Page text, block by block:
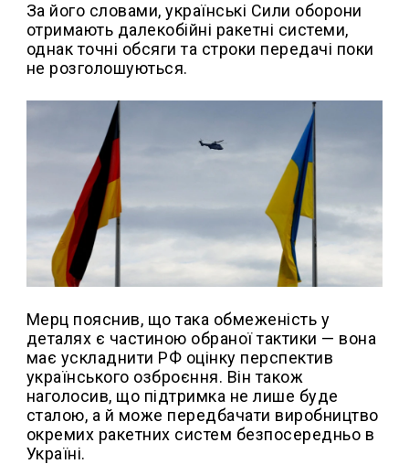
За його словами, українські Сили оборони
отримають далекобійні ракетні системи,
однак точні обсяги та строки передачі поки
не розголошуються.
Мерц пояснив, що така обмеженість у
деталях є частиною обраної тактики — вона
має ускладнити РФ оцінку перспектив
українського озброєння. Він також
наголосив, що підтримка не лише буде
сталою, а й може передбачати виробництво
окремих ракетних систем безпосередньо в
Україні.